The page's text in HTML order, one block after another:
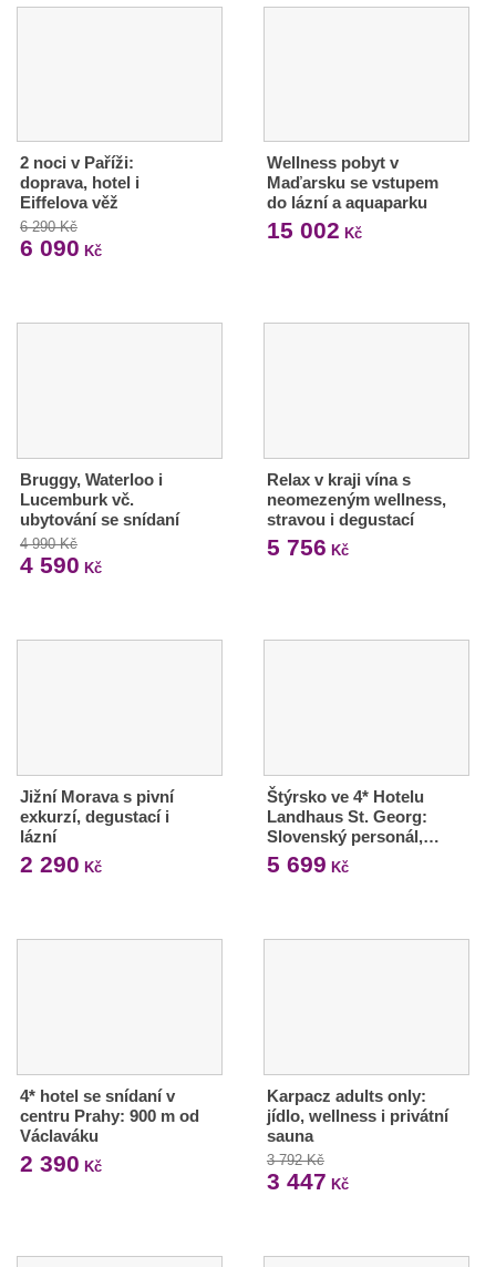
2 noci v Paříži:
doprava, hotel i
Eiffelova věž
6 290 Kč
6 090 Kč
Wellness pobyt v
Maďarsku se vstupem
do lázní a aquaparku
15 002 Kč
Bruggy, Waterloo i
Lucemburk vč.
ubytování se snídaní
4 990 Kč
4 590 Kč
Relax v kraji vína s
neomezeným wellness,
stravou i degustací
5 756 Kč
Jižní Morava s pivní
exkurzí, degustací i
lázní
2 290 Kč
Štýrsko ve 4* Hotelu
Landhaus St. Georg:
Slovenský personál,…
5 699 Kč
4* hotel se snídaní v
centru Prahy: 900 m od
Václaváku
2 390 Kč
Karpacz adults only:
jídlo, wellness i privátní
sauna
3 792 Kč
3 447 Kč